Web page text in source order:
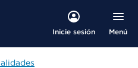
Inicie sesión Menú